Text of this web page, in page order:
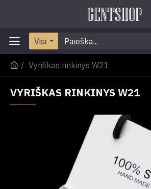
Visi
Vyriškas rinkinys W21
VYRIŠKAS RINKINYS W21